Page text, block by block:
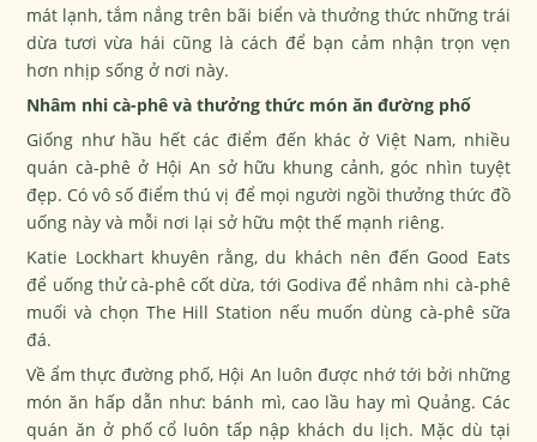
mát lạnh, tắm nắng trên bãi biển và thưởng thức những trái
dừa tươi vừa hái cũng là cách để bạn cảm nhận trọn vẹn
hơn nhịp sống ở nơi này.
Nhâm nhi cà-phê và thưởng thức món ăn đường phố
Giống như hầu hết các điểm đến khác ở Việt Nam, nhiều
quáncà-phê ở Hội An sở hữu khung cảnh, góc nhìn tuyệt
đẹp. Có vô số điểm thú vị để mọi người ngồi thưởng thức đồ
uống này và mỗi nơi lại sở hữu một thế mạnh riêng.
Katie Lockhart khuyên rằng, du khách nên đến Good Eats
để uống thử cà-phê cốt dừa, tới Godiva để nhâm nhi cà-phê
muối và chọn The Hill Station nếu muốn dùng cà-phê sữa
đá.
Về ẩm thực đường phố, Hội An luôn được nhớ tới bởi những
món ăn hấp dẫn như: bánh mì, cao lầu hay mì Quảng. Các
quán ăn ở phố cổ luôn tấp nập khách du lịch. Mặc dù tại